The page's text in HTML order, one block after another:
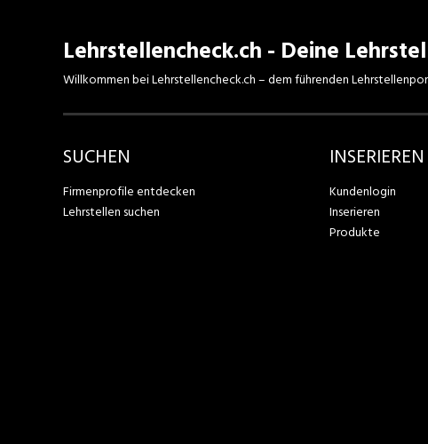
Lehrstellencheck.ch - Deine
Willkommen bei Lehrstellencheck.ch – dem führenden
SUCHEN
Firmenprofile entdecken
Lehrstellen suchen
INSERIEREN
Kundenlogin
Inserieren
Produkte